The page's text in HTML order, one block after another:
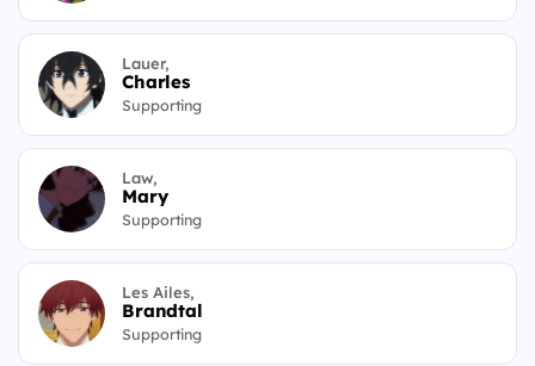
Lauer,
Charles
Supporting
Law,
Mary
Supporting
Les Ailes,
Brandtal
Supporting